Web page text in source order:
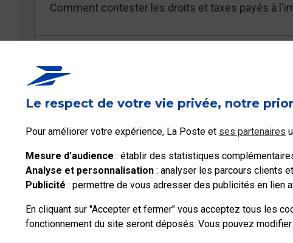
Le respect de votre vie privée, notre
Pour améliorer votre expérience, La Poste et ses partenaires
Mesure d’audience : établir des statistiques
Analyse et personnalisation : analyser les parcours clients
Publicité : permettre de vous adresser des publicités en lien
En cliquant sur "Accepter et fermer" vous acceptez tous les
fonctionnement du site seront déposés. Vous pouvez
Comment contester les droits et taxes payés à
J’ai reçu un sms ou un mail me demandant de
sûr qu’il ne s’agit pas d’une arnaque ?
Voir les 3 FAQs